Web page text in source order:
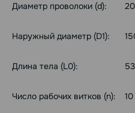
Диаметр проволоки (d):
Наружный диаметр (D1):
Длина тела (L0):
Число рабочих витков (n): 10